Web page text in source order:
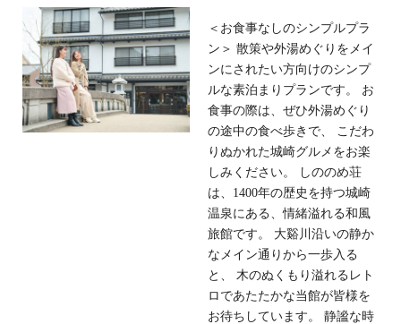
＜お食事なしのシンプルプラ
ン＞ 散策や外湯めぐりをメイ
ンにされたい方向けのシンプ
ルな素泊まりプランです。 お
食事の際は、ぜひ外湯めぐり
の途中の食べ歩きで、 こだわ
りぬかれた城崎グルメをお楽
しみください。 しののめ荘
は、1400年の歴史を持つ城崎
温泉にある、情緒溢れる和風
旅館です。 大谿川沿いの静か
なメイン通りから一歩入る
と、 木のぬくもり溢れるレト
ロであたたかな当館が皆様を
お待ちしています。 静謐な時